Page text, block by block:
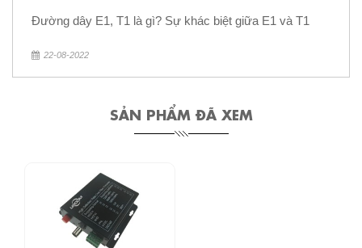
Đường dây E1, T1 là gì? Sự khác biệt giữa E1 và T1
22-08-2022
SẢN PHẨM ĐÃ XEM